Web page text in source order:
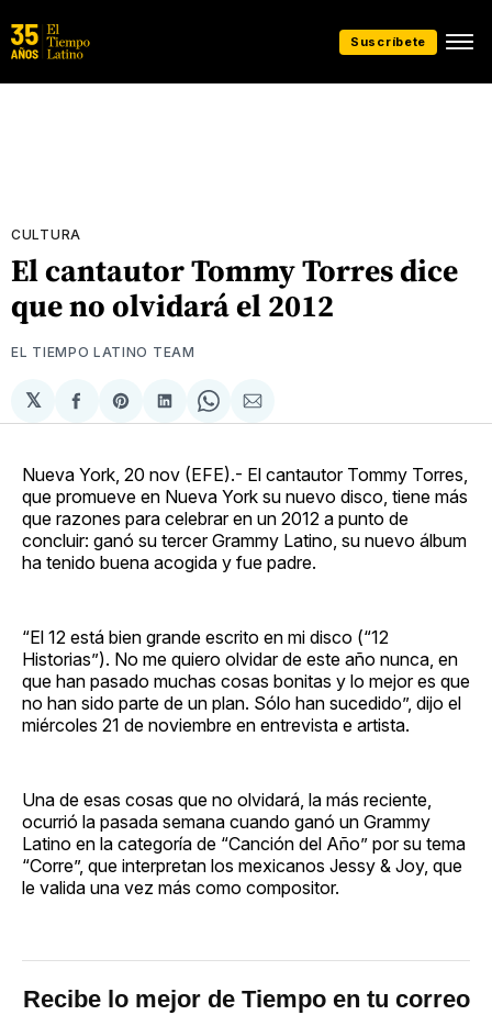
Suscríbete
CULTURA
El cantautor Tommy Torres dice
que no olvidará el 2012
EL TIEMPO LATINO TEAM
𝕏
Compartir
en
Share
on
Compartir
en
Share
on
Compartir
via
Nueva York, 20 nov (EFE).- El cantautor Tommy Torres,
que promueve en Nueva York su nuevo disco, tiene más
que razones para celebrar en un 2012 a punto de
concluir: ganó su tercer Grammy Latino, su nuevo álbum
ha tenido buena acogida y fue padre.
“El 12 está bien grande escrito en mi disco (“12
Historias”). No me quiero olvidar de este año nunca, en
que han pasado muchas cosas bonitas y lo mejor es que
no han sido parte de un plan. Sólo han sucedido”, dijo el
miércoles 21 de noviembre en entrevista e artista.
Una de esas cosas que no olvidará, la más reciente,
ocurrió la pasada semana cuando ganó un Grammy
Latino en la categoría de “Canción del Año” por su tema
“Corre”, que interpretan los mexicanos Jessy & Joy, que
le valida una vez más como compositor.
Recibe lo mejor de Tiempo en tu correo